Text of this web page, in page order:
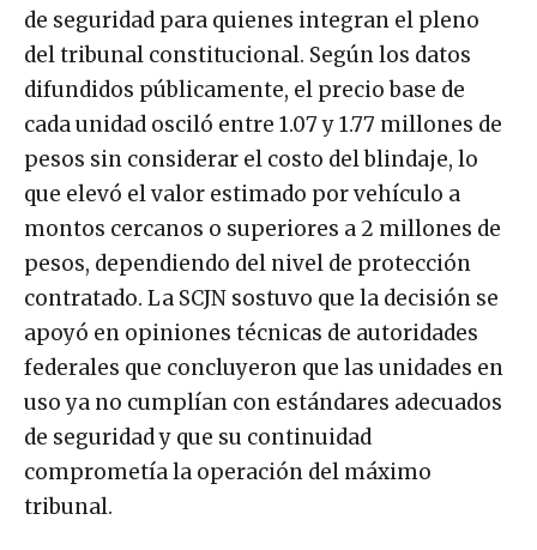
de seguridad para quienes integran el pleno
del tribunal constitucional. Según los datos
difundidos públicamente, el precio base de
cada unidad osciló entre 1.07 y 1.77 millones de
pesos sin considerar el costo del blindaje, lo
que elevó el valor estimado por vehículo a
montos cercanos o superiores a 2 millones de
pesos, dependiendo del nivel de protección
contratado. La SCJN sostuvo que la decisión se
apoyó en opiniones técnicas de autoridades
federales que concluyeron que las unidades en
uso ya no cumplían con estándares adecuados
de seguridad y que su continuidad
comprometía la operación del máximo
tribunal.